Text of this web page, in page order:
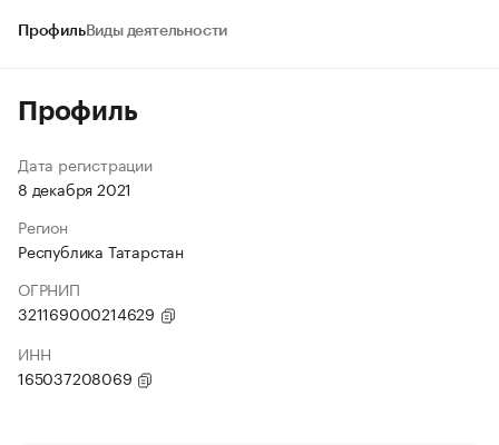
ПрофильВиды деятельности
Профиль
Дата регистрации
8 декабря 2021
Регион
Республика Татарстан
ОГРНИП
321169000214629
ИНН
165037208069